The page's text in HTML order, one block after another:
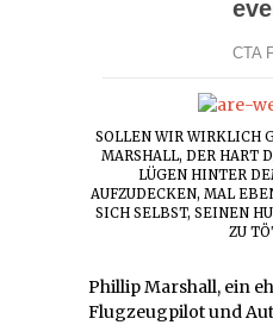
SOLLEN WIR WIRKLICH
MARSHALL, DER HART
LÜGEN HINTER
AUFZUDECKEN, MAL
SICH SELBST, SEINEN
ZU
Phillip Marshall, ein
Flugzeugpilot und